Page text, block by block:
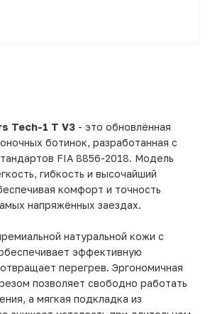
Tech-1 T V3 - это обновлённая
ботинок, разработанная с
FIA 8856-2018. Модель
гибкость и высочайший
комфорт и точность
напряжённых заездах.
натуральной кожи с
эффективную
перегрев. Эргономичная
позволяет свободно работать
а мягкая подкладка из